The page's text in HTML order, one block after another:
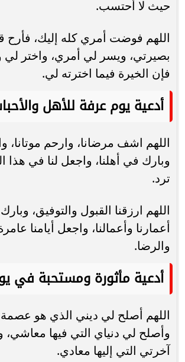
حيث لا أحتسب.
اللهم فوضت أمري كله إليك، فأرح
بصيرتي، ويسر لي أمري، واختر لي
فإن الخيرة فيما اخترته لي.
أدعية يوم عرفة للأهل
اللهم اشف مرضانا، وارحم موتانا،
وبارك في أهلنا، واجعل لنا في هذا
ترد.
اللهم ارزقنا القبول والتوفيق،
أعمارنا وأعمالنا، واجعل أيامنا
والرضا.
أدعية مأثورة ومستحبة في
اللهم أصلح لي ديني الذي هو
وأصلح لي دنياي التي فيها
آخرتي التي إليها معادي.